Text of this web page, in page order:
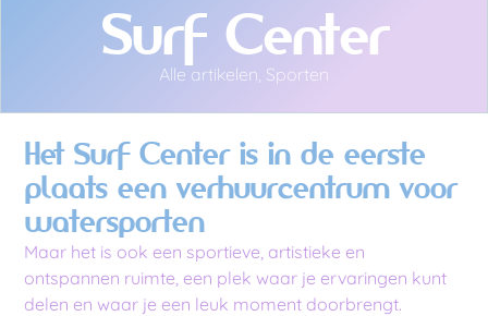
Surf Center
Alle artikelen, Sporten
Het Surf Center is in de eerste
plaats een verhuurcentrum voor
watersporten
Maar het is ook een sportieve, artistieke en
ontspannen ruimte, een plek waar je ervaringen kunt
delen en waar je een leuk moment doorbrengt.